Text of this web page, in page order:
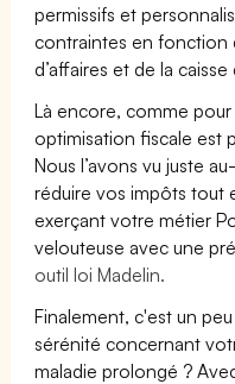
permissifs et
contraintes en fonction
d’affaires et de la
Là encore, comme pour
optimisation fiscale est
Nous l’avons vu juste
réduire vos impôts tout
exerçant votre métier
velouteuse avec une
outil loi Madelin.
Finalement, c'est un
sérénité concernant
maladie prolongé ?